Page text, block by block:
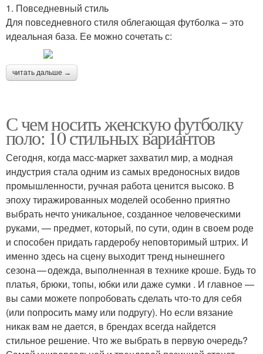
1. Повседневный стиль
Для повседневного стиля облегающая футболка – это
идеальная база. Ее можно сочетать с:
читать дальше →
С чем носить женскую футболку
поло: 10 стильных вариантов
Сегодня, когда масс-маркет захватил мир, а модная
индустрия стала одним из самых вредоносных видов
промышленности, ручная работа ценится высоко. В
эпоху тиражированных моделей особенно приятно
выбрать нечто уникальное, созданное человеческими
руками, — предмет, который, по сути, один в своем роде
и способен придать гардеробу неповторимый штрих. И
именно здесь на сцену выходит тренд нынешнего
сезона — одежда, выполненная в технике кроше. Будь то
платья, брюки, топы, юбки или даже сумки . И главное —
вы сами можете попробовать сделать что-то для себя
(или попросить маму или подругу). Но если вязание
никак вам не дается, в брендах всегда найдется
стильное решение. Что же выбрать в первую очередь?